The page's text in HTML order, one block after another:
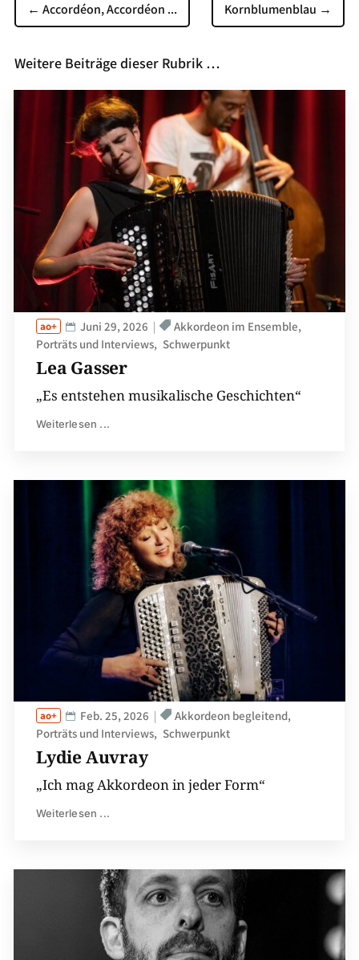
← Accordéon, Accordéon ... Kornblumenblau →
Weitere Beiträge dieser Rubrik …
Lea Gasser
Juni 29, 2026
Akkordeon im Ensemble
Porträts und Interviews
Schwerpunkt
„Es entstehen musikalische Geschichten“
Weiterlesen ...
Lydie Auvray
Feb. 25, 2026
Akkordeon begleitend
Porträts und Interviews
Schwerpunkt
„Ich mag Akkordeon in jeder Form“
Weiterlesen ...